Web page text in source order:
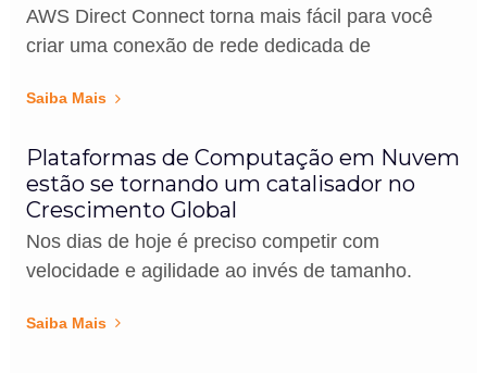
AWS Direct Connect torna mais fácil para você
criar uma conexão de rede dedicada de
Saiba Mais
Plataformas de Computação em Nuvem
estão se tornando um catalisador no
Crescimento Global
Nos dias de hoje é preciso competir com
velocidade e agilidade ao invés de tamanho.
Saiba Mais